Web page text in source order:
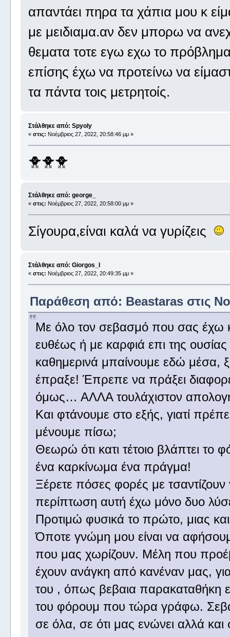
απαντάει πηρα τα χάπια μου κ
με μειδιαμα.αν δεν μπορω να
θεματα τοτε εγω εχω το
επίσης έχω να προτείνω να
τα πάντα τοις μετρητοίς.
Στάλθηκε από: Spyoly
« στις: Νοέμβριος 27, 2022, 20:58:46 μμ »
🐥🐥🐥
Στάλθηκε από: george_
« στις: Νοέμβριος 27, 2022, 20:58:00 μμ »
Σίγουρα,είναι καλά να γυρίζεις
Στάλθηκε από: Giorgos_I
« στις: Νοέμβριος 27, 2022, 20:49:35 μμ »
Παράθεση από: Beastaras στις
Με όλο τον σεβασμό που σας έχω
ευθέως ή με καρφιά επι της
καθημερινά μπαίνουμε εδώ μέσα,
έπραξε! Έπρεπε να πράξει
όμως… ΑΛΛΑ τουλάχιστον
Και φτάνουμε στο εξής, γιατί
μένουμε πίσω;
Θεωρώ ότι κατι τέτοιο βλάπτει
ένα καρκίνωμα ένα πράγμα!
Ξέρετε πόσες φορές με
περίπτωση αυτή έχω μόνο δυο
Προτιμώ φυσικά το πρώτο, μιας
Όποτε γνώμη μου είναι να
που μας χωρίζουν. Μέλη που
έχουν ανάγκη από κανέναν μας,
του , όπως βεβαια παρακαταθήκη
του φόρουμ που τώρα γράφω.
σε όλα, σε ότι μας ενώνει αλλά και